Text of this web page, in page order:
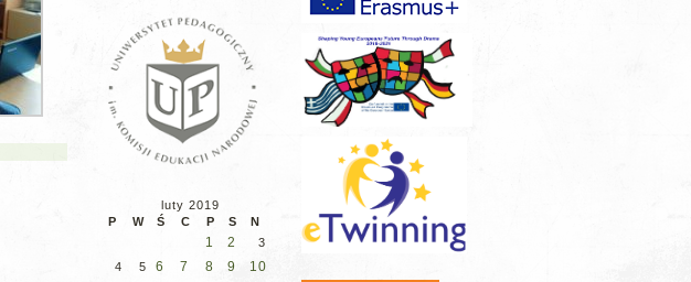
luty 2019
P
W Ś C P S N
1 2
3
4
5 6 7 8 9
10